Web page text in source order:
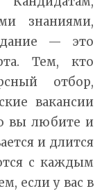
знаниями,
— это
Тем, кто
отбор,
вакансии
вы любите и
и длится
с каждым
если у вас в